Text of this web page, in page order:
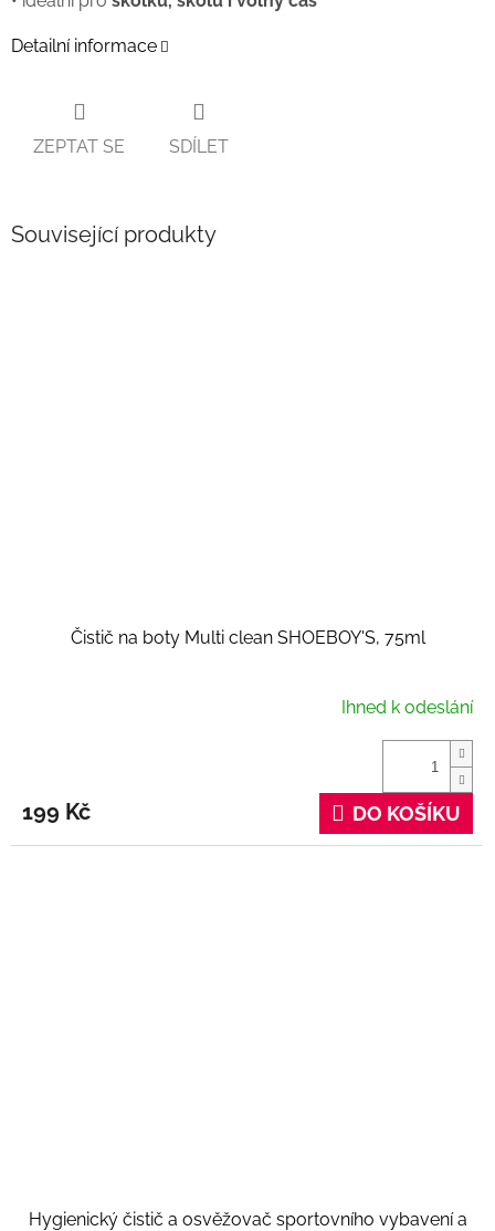
Detailní informace
ZEPTAT SE SDÍLET
Související produkty
Čistič na boty Multi clean SHOEBOY'S, 75ml
Ihned k odeslání
199 Kč DO KOŠÍKU
Hygienický čistič a osvěžovač sportovního vybavení a